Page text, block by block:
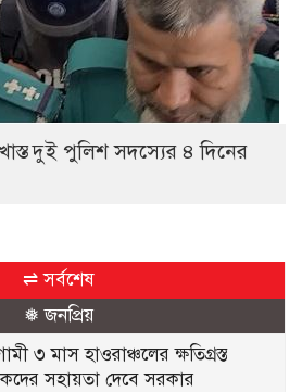
দুই পুলিশ সদস্যের ৪ দিনের
⇌ সর্বশেষ
❅ জনপ্রিয়
৩ মাস হাওরাঞ্চলের ক্ষতিগ্রস্ত
সহায়তা দেবে সরকার